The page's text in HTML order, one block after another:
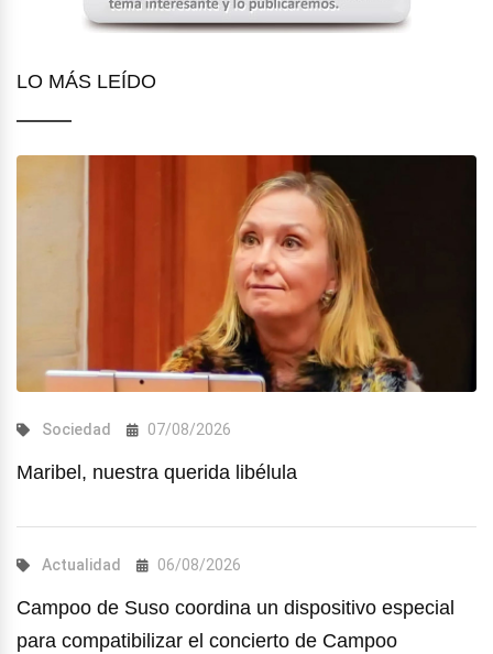
LO MÁS LEÍDO
Sociedad 07/08/2026
Maribel, nuestra querida libélula
Actualidad 06/08/2026
Campoo de Suso coordina un dispositivo especial
para compatibilizar el concierto de Campoo